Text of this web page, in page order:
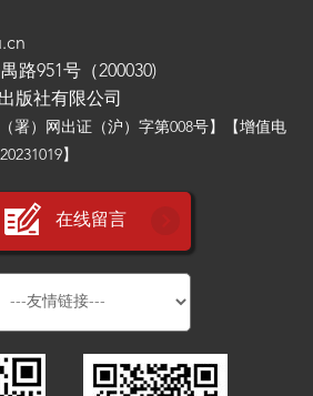
路951号（200030)
版社有限公司
署）网出证（沪）字第008号】【增值电
】
在线留言